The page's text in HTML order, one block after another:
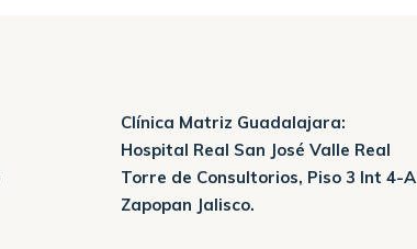
Clínica Matriz Guadalajara:
Hospital Real San José Valle Real
Torre de Consultorios, Piso 3 Int 4-A
Zapopan Jalisco.